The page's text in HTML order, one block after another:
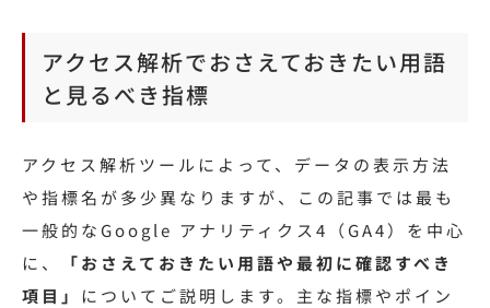
アクセス解析でおさえておきたい用語
と見るべき指標
アクセス解析ツールによって、データの表示方法
や指標名が多少異なりますが、この記事では最も
一般的なGoogle アナリティクス4（GA4）を中心
に、
「おさえておきたい用語や最初に確認すべき
項目」 についてご説明します。主な指標やポイン